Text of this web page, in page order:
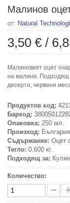
Малинов
от: Natural
3,50 € /
Малиновият оцет
на малини. Подходящ
десерти, червени
Продуктов код:
Баркод:
Опаковка: 250 мл.
Произход: България
Съдържание: Оцет
Тегло: 0.600 кг.
Подходящ за:
Количество: